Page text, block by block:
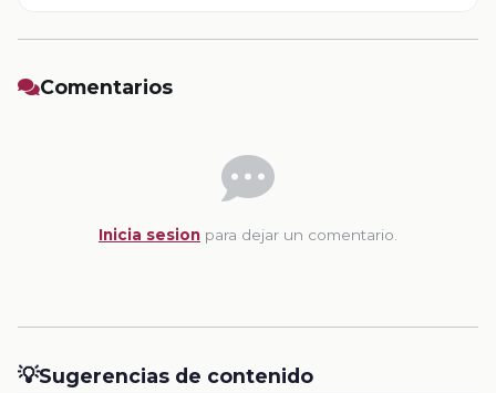
Comentarios
Inicia sesion para dejar un comentario.
💡Sugerencias de contenido